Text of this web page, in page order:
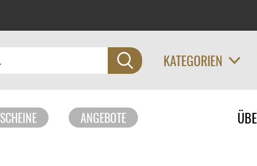
KATEGORIEN
ANGEBOTE